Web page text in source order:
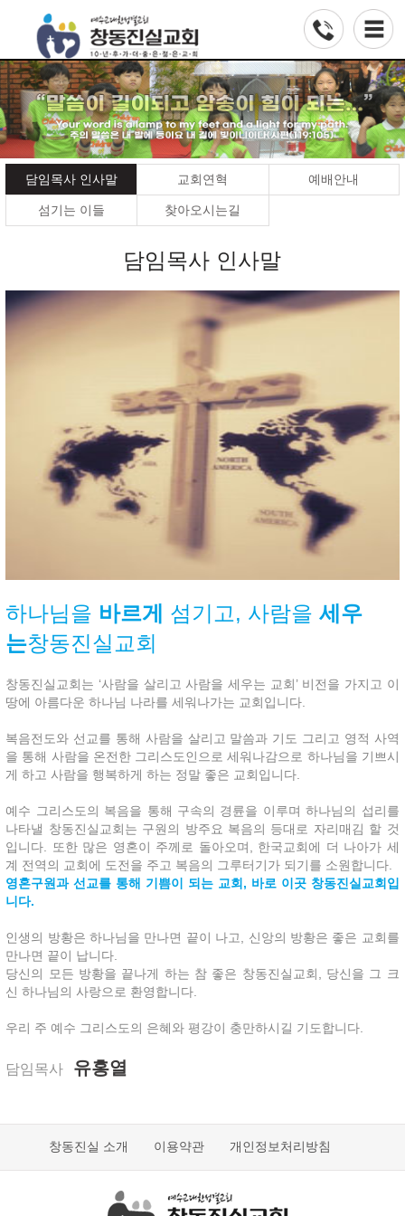
담임목사 인사말 교회연혁 예배안내
섬기는 이들 찾아오시는길
담임목사 인사말
하나님을 바르게 섬기고, 사람을세우
는창동진실교회
창동진실교회는 ‘사람을 살리고 사람을 세우는 교회’ 비전을 가지고 이
땅에 아름다운 하나님 나라를 세워나가는 교회입니다.
복음전도와 선교를 통해 사람을 살리고 말씀과 기도 그리고 영적 사역
을 통해 사람을 온전한 그리스도인으로 세워나감으로 하나님을 기쁘시
게 하고 사람을 행복하게 하는 정말 좋은 교회입니다.
예수 그리스도의 복음을 통해 구속의 경륜을 이루며 하나님의 섭리를
나타낼 창동진실교회는 구원의 방주요 복음의 등대로 자리매김 할 것
입니다. 또한 많은 영혼이 주께로 돌아오며, 한국교회에 더 나아가 세
계 전역의 교회에 도전을 주고 복음의 그루터기가 되기를 소원합니다.
영혼구원과 선교를 통해 기쁨이 되는 교회, 바로 이곳 창동진실교회입
니다.
인생의 방황은 하나님을 만나면 끝이 나고, 신앙의 방황은 좋은 교회를
만나면 끝이 납니다.
당신의 모든 방황을 끝나게 하는 참 좋은 창동진실교회, 당신을 그 크
신 하나님의 사랑으로 환영합니다.
우리 주 예수 그리스도의 은혜와 평강이 충만하시길 기도합니다.
담임목사 유홍열
창동진실 소개 이용약관 개인정보처리방침